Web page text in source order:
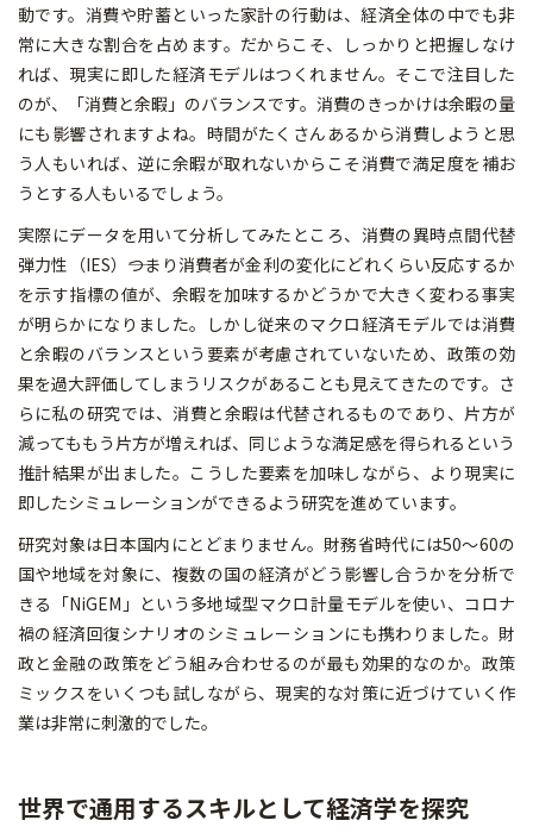
動です。消費や貯蓄といった家計の行動は、経済全体の中でも非
常に大きな割合を占めます。だからこそ、しっかりと把握しなけ
れば、現実に即した経済モデルはつくれません。そこで注目した
のが、「消費と余暇」のバランスです。消費のきっかけは余暇の量
にも影響されますよね。時間がたくさんあるから消費しようと思
う人もいれば、逆に余暇が取れないからこそ消費で満足度を補お
うとする人もいるでしょう。
実際にデータを用いて分析してみたところ、消費の異時点間代替
弾力性（IES）――つまり消費者が金利の変化にどれくらい反応するか
を示す指標の値が、余暇を加味するかどうかで大きく変わる事実
が明らかになりました。しかし従来のマクロ経済モデルでは消費
と余暇のバランスという要素が考慮されていないため、政策の効
果を過大評価してしまうリスクがあることも見えてきたのです。さ
らに私の研究では、消費と余暇は代替されるものであり、片方が
減ってももう片方が増えれば、同じような満足感を得られるという
推計結果が出ました。こうした要素を加味しながら、より現実に
即したシミュレーションができるよう研究を進めています。
研究対象は日本国内にとどまりません。財務省時代には50〜60の
国や地域を対象に、複数の国の経済がどう影響し合うかを分析で
きる「NiGEM」という多地域型マクロ計量モデルを使い、コロナ
禍の経済回復シナリオのシミュレーションにも携わりました。財
政と金融の政策をどう組み合わせるのが最も効果的なのか。政策
ミックスをいくつも試しながら、現実的な対策に近づけていく作
業は非常に刺激的でした。
世界で通用するスキルとして経済学を探究